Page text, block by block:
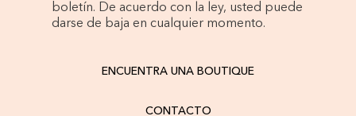
boletín. De acuerdo con la ley, usted puede
darse de baja en cualquier momento.
ENCUENTRA UNA BOUTIQUE
CONTACTO